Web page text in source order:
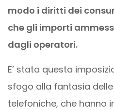
modo i diritti dei
che gli importi
dagli operatori.
E’ stata questa
sfogo alla fantasia
telefoniche, che hanno